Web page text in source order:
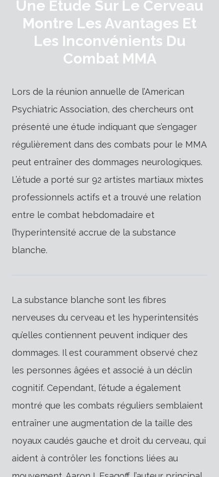
Une Étude Sur Le Cerveau
Montre Les Avantages Et
Les Inconvénients Du
Combat MMA
Lors de la réunion annuelle de l’American
Psychiatric Association, des chercheurs ont
présenté une étude indiquant que s’engager
régulièrement dans des combats pour le MMA
peut entraîner des dommages neurologiques.
L’étude a porté sur 92 artistes martiaux mixtes
professionnels actifs et a trouvé une relation
entre le combat hebdomadaire et
l’hyperintensité accrue de la substance
blanche.
La substance blanche sont les fibres
nerveuses du cerveau et les hyperintensités
qu’elles contiennent peuvent indiquer des
dommages. Il est couramment observé chez
les personnes âgées et associé à un déclin
cognitif. Cependant, l’étude a également
montré que les combats réguliers semblaient
entraîner une augmentation de la taille des
noyaux caudés gauche et droit du cerveau, qui
aident à contrôler les fonctions liées au